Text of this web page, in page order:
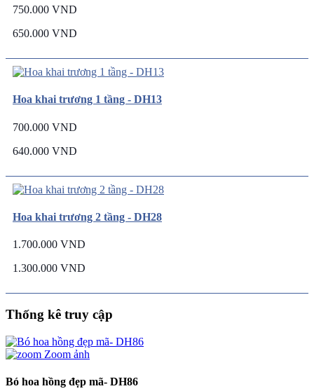
750.000 VND
650.000 VND
Hoa khai trương 1 tầng - DH13
700.000 VND
640.000 VND
Hoa khai trương 2 tầng - DH28
1.700.000 VND
1.300.000 VND
Thống kê truy cập
Zoom ảnh
Bó hoa hồng đẹp mã- DH86